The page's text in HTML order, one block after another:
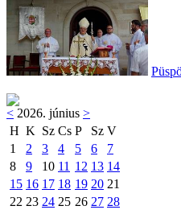
< 2026. június >
H K Sz Cs P Sz V
1
2 3 4 5 6
7
8
9 10 11 12 13 14
15 16 17 18 19 20 21
22 23 24 25 26 27 28